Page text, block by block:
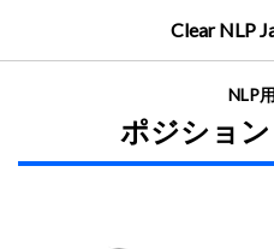
Clear NLP
NLP
ポジショ